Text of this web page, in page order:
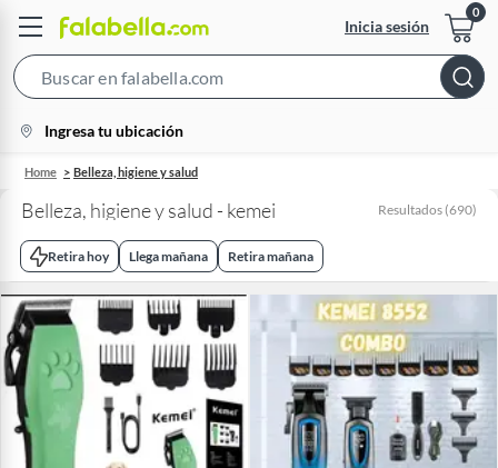
Inicia sesión
Bar
location-
icon
Ingresa tu ubicación
Home Belleza, higiene y salud
Belleza, higiene y salud - kemei Resultados (690)
Retira hoy Llega mañana Retira mañana